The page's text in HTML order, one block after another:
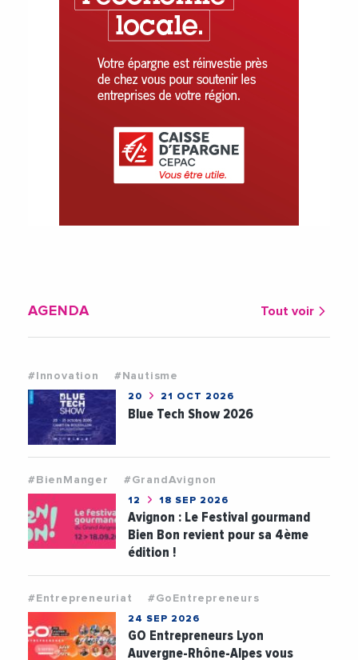
AGENDA Tout voir
#Innovation #Nautisme
20 21 OCT 2026
Blue Tech Show 2026
#BienManger #GrandAvignon
12 18 SEP 2026
Avignon : Le Festival gourmand
Bien Bon revient pour sa 4ème
édition !
#Entrepreneuriat #GoEntrepreneurs
24 SEP 2026
GO Entrepreneurs Lyon
Auvergne-Rhône-Alpes vous